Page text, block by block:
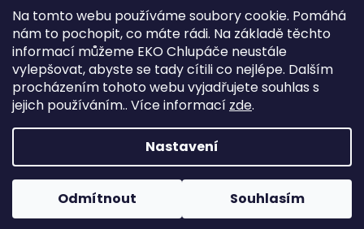
Na tomto webu používáme soubory cookie. Pomáhá
nám to pochopit, co máte rádi. Na základě těchto
informací můžeme EKO Chlupáče neustále
vylepšovat, abyste se tady cítili co nejlépe. Dalším
procházením tohoto webu vyjadřujete souhlas s
jejich používáním.. Více informací zde.
Nastavení
Odmítnout Souhlasím
+420 774 131 648
ekochlupac.cz
Vytvořil Shoptet
EKO Chlupáč. Všechna práva vyhrazena.
Všechny použité ikony vytvořil Freepik zwww.flaticon.com
awww.freepik.com.